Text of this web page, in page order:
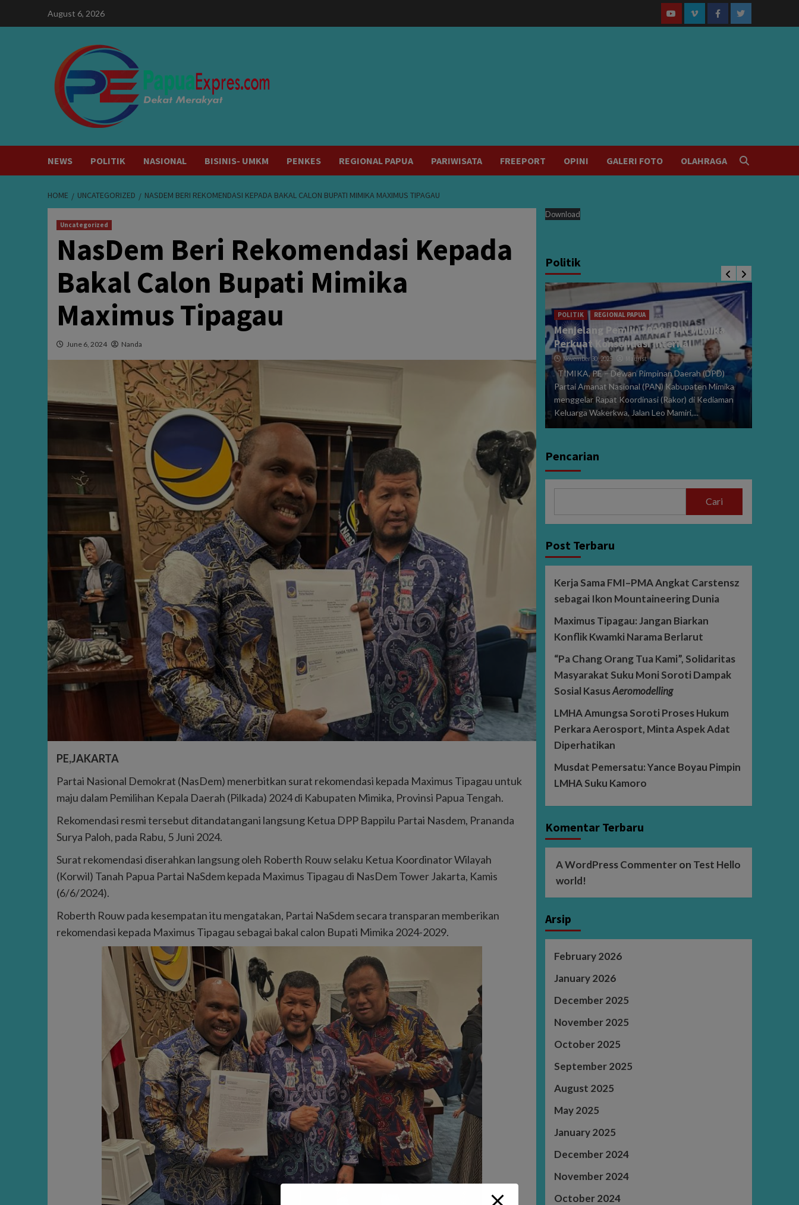
August 6, 2026
YoutubeVimeoFacebookTwitter
NEWS POLITIK NASIONAL BISINIS- UMKM PENKES REGIONAL PAPUA PARIWISATA FREEPORT OPINI GALERI FOTO OLAHRAGA
HOME UNCATEGORIZED NASDEM BERI REKOMENDASI KEPADA BAKAL CALON BUPATI MIMIKA MAXIMUS TIPAGAU
Uncategorized
NasDem Beri Rekomendasi Kepada
Bakal Calon Bupati Mimika
Maximus Tipagau
June 6, 2024 Nanda
PE,JAKARTA
Partai Nasional Demokrat (NasDem) menerbitkan surat rekomendasi kepada Maximus Tipagau untuk
maju dalam Pemilihan Kepala Daerah (Pilkada) 2024 di Kabupaten Mimika, Provinsi Papua Tengah.
Rekomendasi resmi tersebut ditandatangani langsung Ketua DPP Bappilu Partai Nasdem, Prananda
Surya Paloh, pada Rabu, 5 Juni 2024.
Surat rekomendasi diserahkan langsung oleh Roberth Rouw selaku Ketua Koordinator Wilayah
(Korwil) Tanah Papua Partai NaSdem kepada Maximus Tipagau di NasDem Tower Jakarta, Kamis
(6/6/2024).
Roberth Rouw pada kesempatan itu mengatakan, Partai NaSdem secara transparan memberikan
rekomendasi kepada Maximus Tipagau sebagai bakal calon Bupati Mimika 2024-2029.
Download
Politik
POLITIK
Kejanggalan dan Dugaan Pelanggaran
Pada Senin, 2 Desember 2024, Tim Hukum
POLITIK REGIONAL PAPUA
Menjelang Pemilu 2029, PAN Mimika
Perkuat Konsolidasi Internal
November 30, 2025 Maurist
TIMIKA, PE – Dewan Pimpinan Daerah (DPD)
Partai Amanat Nasional (PAN) Kabupaten Mimika
menggelar Rapat Koordinasi (Rakor) di Kediaman
Keluarga Wakerkwa, Jalan Leo Mamiri,...
Pencarian
Cari
Post Terbaru
Kerja Sama FMI–PMA Angkat Carstensz
sebagai Ikon Mountaineering Dunia
Maximus Tipagau: Jangan Biarkan
Konflik Kwamki Narama Berlarut
“Pa Chang Orang Tua Kami”, Solidaritas
Masyarakat Suku Moni Soroti Dampak
Sosial KasusAeromodelling
LMHA Amungsa Soroti Proses Hukum
Perkara Aerosport, Minta Aspek Adat
Diperhatikan
Musdat Pemersatu: Yance Boyau Pimpin
LMHA Suku Kamoro
Komentar Terbaru
A WordPress Commenteron Test Hello
world!
Arsip
February 2026
January 2026
December 2025
November 2025
October 2025
September 2025
August 2025
May 2025
January 2025
December 2024
November 2024
October 2024